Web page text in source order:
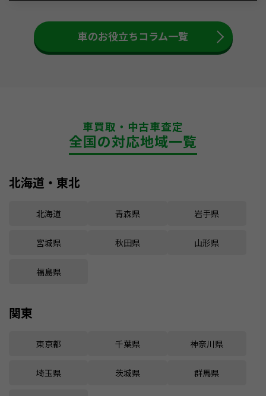
車のお役立ちコラム一覧
車買取・中古車査定
全国の対応地域一覧
北海道・東北
北海道 青森県 岩手県
宮城県 秋田県 山形県
福島県
関東
東京都 千葉県 神奈川県
埼玉県 茨城県 群馬県